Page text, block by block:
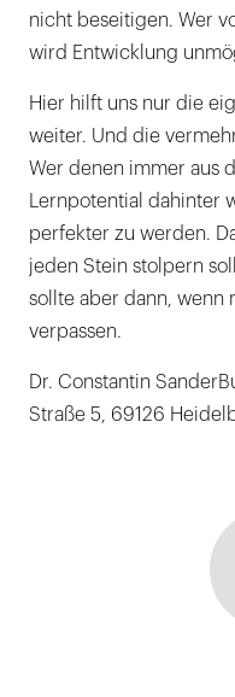
nicht beseitigen. Wer
wird Entwicklung
Hier hilft uns nur die
weiter. Und die
Wer denen immer aus
Lernpotential dahinter
perfekter zu werden.
jeden Stein stolpern
sollte aber dann, wenn
verpassen.
Dr. Constantin
Straße 5, 69126